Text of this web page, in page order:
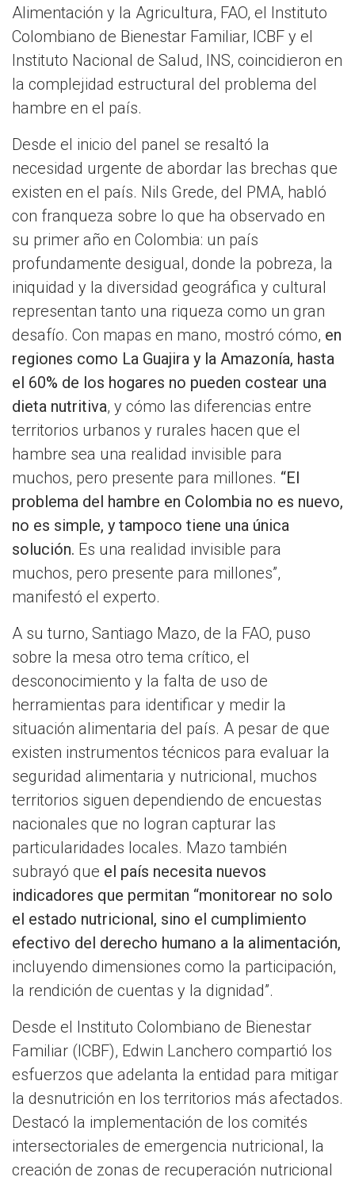
Alimentación y la Agricultura, FAO, el Instituto
Colombiano de Bienestar Familiar, ICBF y el
Instituto Nacional de Salud, INS, coincidieron en
la complejidad estructural del problema del
hambre en el país.
Desde el inicio del panel se resaltó la
necesidad urgente de abordar las brechas que
existen en el país. Nils Grede, del PMA, habló
con franqueza sobre lo que ha observado en
su primer año en Colombia: un país
profundamente desigual, donde la pobreza, la
iniquidad y la diversidad geográfica y cultural
representan tanto una riqueza como un gran
desafío. Con mapas en mano, mostró cómo, en
regiones como La Guajira y la Amazonía, hasta
el 60% de los hogares no pueden costear una
dieta nutritiva, y cómo las diferencias entre
territorios urbanos y rurales hacen que el
hambre sea una realidad invisible para
muchos, pero presente para millones. “El
problema del hambre en Colombia no es nuevo,
no es simple, y tampoco tiene una única
solución. Es una realidad invisible para
muchos, pero presente para millones”,
manifestó el experto.
A su turno, Santiago Mazo, de la FAO, puso
sobre la mesa otro tema crítico, el
desconocimiento y la falta de uso de
herramientas para identificar y medir la
situación alimentaria del país. A pesar de que
existen instrumentos técnicos para evaluar la
seguridad alimentaria y nutricional, muchos
territorios siguen dependiendo de encuestas
nacionales que no logran capturar las
particularidades locales. Mazo también
subrayó que el país necesita nuevos
indicadores que permitan “monitorear no solo
el estado nutricional, sino el cumplimiento
efectivo del derecho humano a la alimentación,
incluyendo dimensiones como la participación,
la rendición de cuentas y la dignidad”.
Desde el Instituto Colombiano de Bienestar
Familiar (ICBF), Edwin Lanchero compartió los
esfuerzos que adelanta la entidad para mitigar
la desnutrición en los territorios más afectados.
Destacó la implementación de los comités
intersectoriales de emergencia nutricional, la
creación de zonas de recuperación nutricional